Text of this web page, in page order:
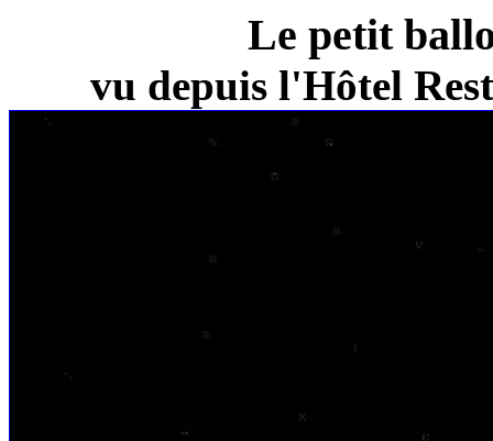
Le petit
vu depuis l'Hôtel